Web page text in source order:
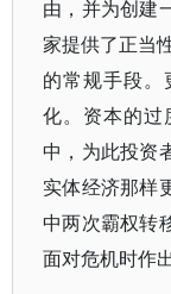
由，并为创建
家提供了正当
的常规手段
化。资本的过
中，为此投资
实体经济那样
中两次霸权转
面对危机时作